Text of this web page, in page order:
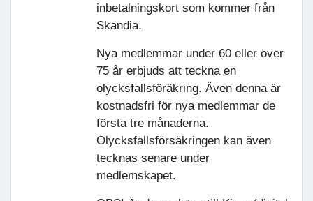
inbetalningskort som kommer från
Skandia.
Nya medlemmar under 60 eller över
75 år erbjuds att teckna en
olycksfallsföräkring. Även denna är
kostnadsfri för nya medlemmar de
första tre månaderna.
Olycksfallsförsäkringen kan även
tecknas senare under
medlemskapet.